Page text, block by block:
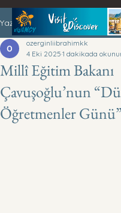
Yazı
Millî Eğitim Bakanı
Çavuşoğlu’nun
Öğretmenler Günü”
ozerginliibrahimkk
4 Eki 2025 1 dakikada